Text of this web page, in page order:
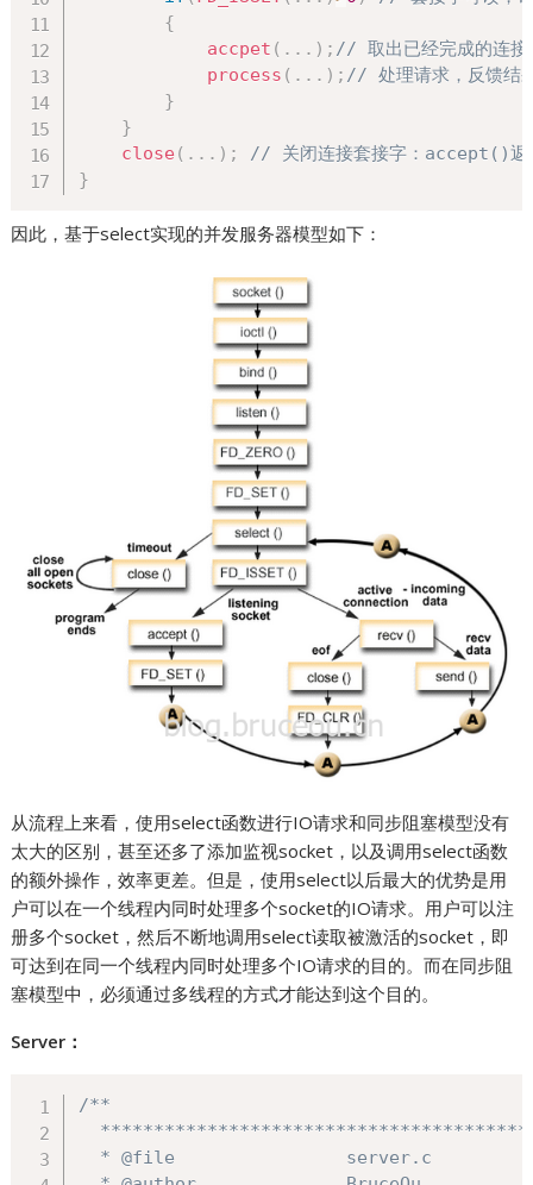
{
accpet ( . . . ) ; // 取出已经完成的连接
process ( . . . ) ; // 处理请求，反馈结
}
}
close ( . . . ) ;
// 关闭连接套接字：accept()返
}
因此，基于select实现的并发服务器模型如下：
从流程上来看，使用select函数进行IO请求和同步阻塞模型没有
太大的区别，甚至还多了添加监视socket，以及调用select函数
的额外操作，效率更差。但是，使用select以后最大的优势是用
户可以在一个线程内同时处理多个socket的IO请求。用户可以注
册多个socket，然后不断地调用select读取被激活的socket，即
可达到在同一个线程内同时处理多个IO请求的目的。而在同步阻
塞模型中，必须通过多线程的方式才能达到这个目的。
Server：
/**
  * @file                server.c